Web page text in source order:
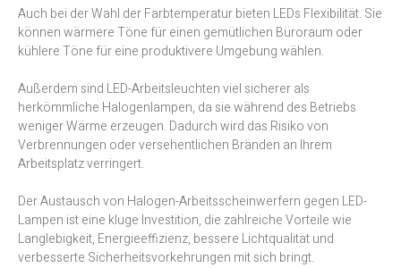
Auch bei der Wahl der Farbtemperatur bieten LEDs Flexibilität. Sie
können wärmere Töne für einen gemütlichen Büroraum oder
kühlere Töne für eine produktivere Umgebung wählen.
Außerdem sind LED-Arbeitsleuchten viel sicherer als
herkömmliche Halogenlampen, da sie während des Betriebs
weniger Wärme erzeugen. Dadurch wird das Risiko von
Verbrennungen oder versehentlichen Bränden an Ihrem
Arbeitsplatz verringert.
Der Austausch von Halogen-Arbeitsscheinwerfern gegen LED-
Lampen ist eine kluge Investition, die zahlreiche Vorteile wie
Langlebigkeit, Energieeffizienz, bessere Lichtqualität und
verbesserte Sicherheitsvorkehrungen mit sich bringt.